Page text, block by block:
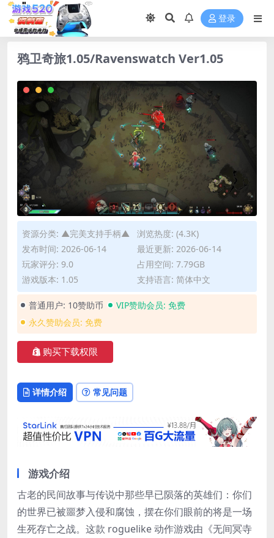
登录
鸦卫奇旅1.05/Ravenswatch Ver1.05
资源分类: ▲完美支持手柄▲
浏览热度: (4.3K)
发布时间: 2026-06-14
最近更新: 2026-06-14
玩家评分: 9.0
占用空间: 7.79GB
游戏版本: 1.05
支持语言: 简体中文
普通用户: 10赞助币 VIP赞助会员: 免费
永久赞助会员: 免费
购买下载权限
详情介绍 常见问题
游戏介绍
古老的民间故事与传说中那些早已陨落的英雄们：你们
的世界已被噩梦入侵和腐蚀，摆在你们眼前的将是一场
生死存亡之战。这款 roguelike 动作游戏由《无间冥寺